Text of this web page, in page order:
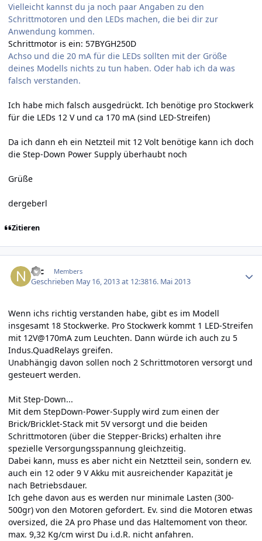
Vielleicht kannst du ja noch paar Angaben zu den
Schrittmotoren und den LEDs machen, die bei dir zur
Anwendung kommen.
Schrittmotor is ein: 57BYGH250D
Achso und die 20 mA für die LEDs sollten mit der Größe
deines Modells nichts zu tun haben. Oder hab ich da was
falsch verstanden.
Ich habe mich falsch ausgedrückt. Ich benötige pro Stockwerk
für die LEDs 12 V und ca 170 mA (sind LED-Streifen)
Da ich dann eh ein Netzteil mit 12 Volt benötige kann ich doch
die Step-Down Power Supply überhaubt noch
Grüße
dergeberl
Zitieren
Nic Members
Geschrieben May 16, 2013 at 12:3816. Mai 2013
Wenn ichs richtig verstanden habe, gibt es im Modell
insgesamt 18 Stockwerke. Pro Stockwerk kommt 1 LED-Streifen
mit 12V@170mA zum Leuchten. Dann würde ich auch zu 5
Indus.QuadRelays greifen.
Unabhängig davon sollen noch 2 Schrittmotoren versorgt und
gesteuert werden.
Mit Step-Down...
Mit dem StepDown-Power-Supply wird zum einen der
Brick/Bricklet-Stack mit 5V versorgt und die beiden
Schrittmotoren (über die Stepper-Bricks) erhalten ihre
spezielle Versorgungsspannung gleichzeitig.
Dabei kann, muss es aber nicht ein Netztteil sein, sondern ev.
auch ein 12 oder 9 V Akku mit ausreichender Kapazität je
nach Betriebsdauer.
Ich gehe davon aus es werden nur minimale Lasten (300-
500gr) von den Motoren gefordert. Ev. sind die Motoren etwas
oversized, die 2A pro Phase und das Haltemoment von theor.
max. 9,32 Kg/cm wirst Du i.d.R. nicht anfahren.